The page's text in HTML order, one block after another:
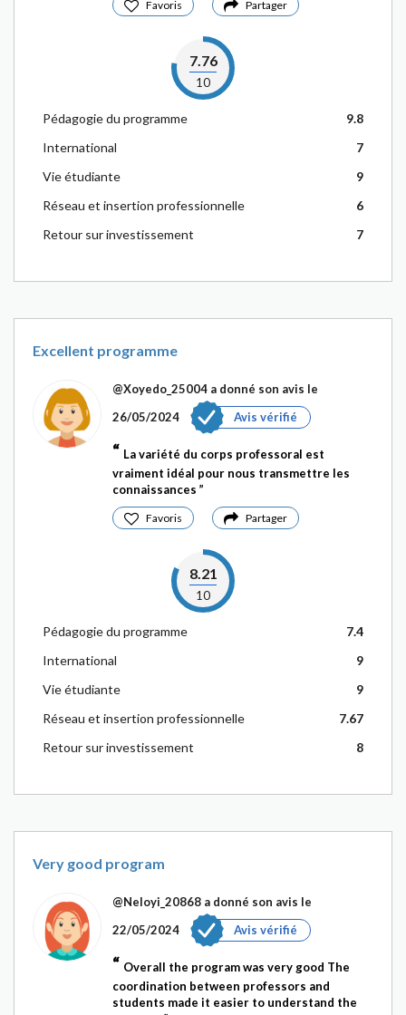
Favoris Partager
7.76
10
Pédagogie du programme
9.8
International
7
Vie étudiante
9
Réseau et insertion professionnelle
6
Retour sur investissement
7
Excellent programme
@Xoyedo_25004 a donné son avis le
26/05/2024
Avis vérifié
La variété du corps professoral est
vraiment idéal pour nous transmettre les
connaissances
Favoris Partager
8.21
10
Pédagogie du programme
7.4
International
9
Vie étudiante
9
Réseau et insertion professionnelle
7.67
Retour sur investissement
8
Very good program
@Neloyi_20868 a donné son avis le
22/05/2024
Avis vérifié
Overall the program was very good The
coordination between professors and
students made it easier to understand the